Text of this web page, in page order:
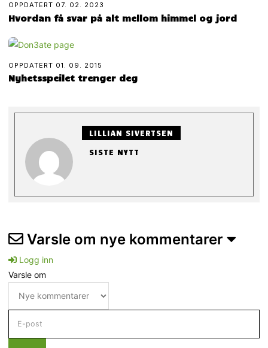
OPPDATERT 07. 02. 2023
Hvordan få svar på alt mellom himmel og jord
OPPDATERT 01. 09. 2015
Nyhetsspeilet trenger deg
LILLIAN SIVERTSEN
SISTE NYTT
Varsle om nye kommentarer
Logg inn
Varsle om